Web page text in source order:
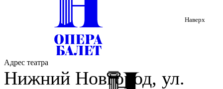
Наверх
Адрес театра
Нижний Новгород, ул.